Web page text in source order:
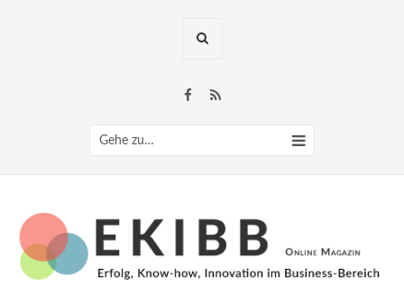
Gehe zu…